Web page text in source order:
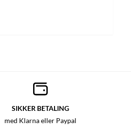
SIKKER BETALING
med Klarna eller Paypal